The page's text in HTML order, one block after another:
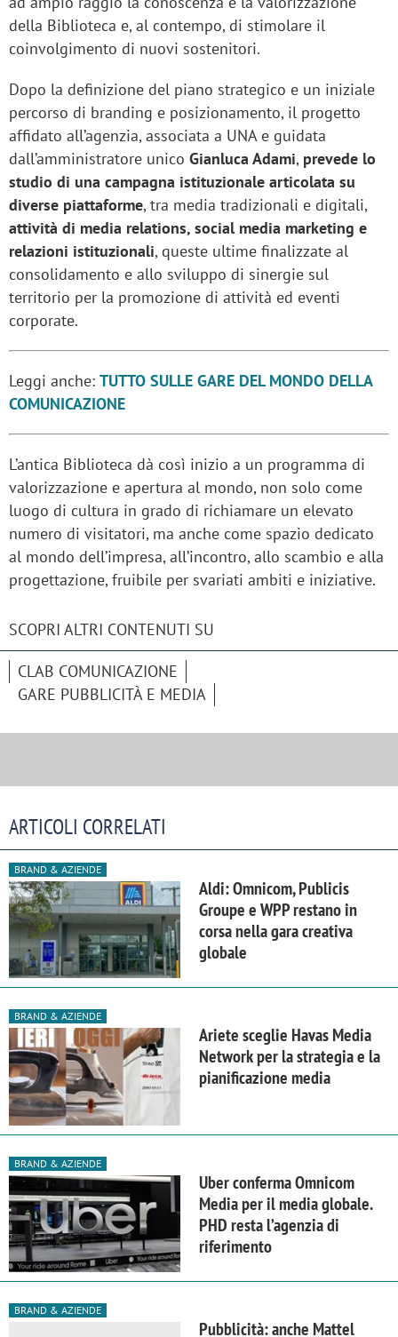
della Biblioteca e, al contempo, di stimolare il
coinvolgimento di nuovi sostenitori.
Dopo la definizione del piano strategico e un iniziale
percorso di branding e posizionamento, il progetto
affidato all’agenzia, associata a UNA e guidata
dall’amministratore unico Gianluca Adami, prevede lo
studio di una campagna istituzionale articolata su
diverse piattaforme, tra media tradizionali e digitali,
attività di media relations, social media marketing e
relazioni istituzionali, queste ultime finalizzate al
consolidamento e allo sviluppo di sinergie sul
territorio per la promozione di attività ed eventi
corporate.
Leggi anche: TUTTO SULLE GARE DEL MONDO DELLA
COMUNICAZIONE
L’antica Biblioteca dà così inizio a un programma di
valorizzazione e apertura al mondo, non solo come
luogo di cultura in grado di richiamare un elevato
numero di visitatori, ma anche come spazio dedicato
al mondo dell’impresa, all’incontro, allo scambio e alla
progettazione, fruibile per svariati ambiti e iniziative.
SCOPRI ALTRI CONTENUTI SU
CLAB COMUNICAZIONE
GARE PUBBLICITÀ E MEDIA
ARTICOLI CORRELATI
BRAND & AZIENDE
Aldi: Omnicom, Publicis
Groupe e WPP restano in
corsa nella gara creativa
globale
BRAND & AZIENDE
Ariete sceglie Havas Media
Network per la strategia e la
pianificazione media
BRAND & AZIENDE
Uber conferma Omnicom
Media per il media globale.
PHD resta l’agenzia di
riferimento
BRAND & AZIENDE
Pubblicità: anche Mattel